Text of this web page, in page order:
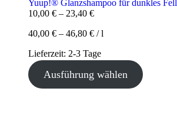
Yuup!® Glanzshampoo für dunkles Fell
10,00 € – 23,40 €
40,00 € – 46,80 € /l
Lieferzeit: 2-3 Tage
Ausführung wählen